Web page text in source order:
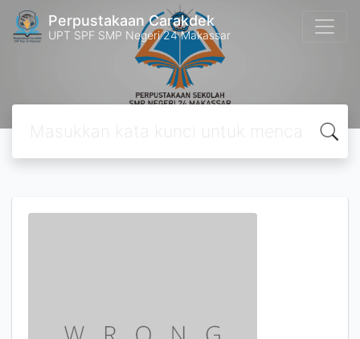
Perpustakaan Carakdek
UPT SPF SMP Negeri 24 Makassar